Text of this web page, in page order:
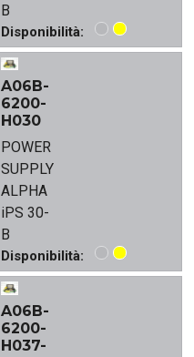
B
Disponibilità:
A06B-
6200-
H030
POWER
SUPPLY
ALPHA
iPS 30-
B
Disponibilità:
A06B-
6200-
H037-